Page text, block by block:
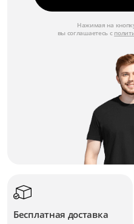
Нажимая на
вы соглашаетесь с
Бесплатная доставка